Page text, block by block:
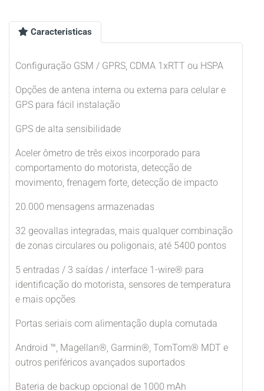
Caracteristicas
Configuração GSM / GPRS, CDMA 1xRTT ou HSPA
Opções de antena interna ou externa para celular e
GPS para fácil instalação
GPS de alta sensibilidade
Aceler ômetro de três eixos incorporado para
comportamento do motorista, detecção de
movimento, frenagem forte, detecção de impacto
20.000 mensagens armazenadas
32 geovallas integradas, mais qualquer combinação
de zonas circulares ou poligonais, até 5400 pontos
5 entradas / 3 saídas / interface 1-wire® para
identificação do motorista, sensores de temperatura
e mais opções
Portas seriais com alimentação dupla comutada
Android ™, Magellan®, Garmin®, TomTom® MDT e
outros periféricos avançados suportados
Bateria de backup opcional de 1000 mAh